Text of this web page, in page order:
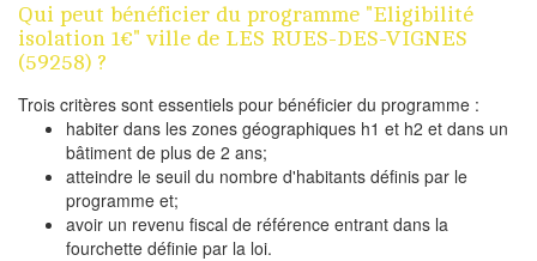
Qui peut bénéficier du programme "Eligibilité
isolation 1€" ville de LES RUES-DES-VIGNES
(59258) ?
Trois critères sont essentiels pour bénéficier du programme :
habiter dans les zones géographiques h1 et h2 et dans un
bâtiment de plus de 2 ans;
atteindre le seuil du nombre d'habitants définis par le
programme et;
avoir un revenu fiscal de référence entrant dans la
fourchette définie par la loi.